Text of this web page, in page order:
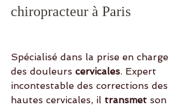
chiropracteur à Paris
Spécialisé dans la prise en charge
des douleurs cervicales. Expert
incontestable des corrections des
hautes cervicales, il transmet son